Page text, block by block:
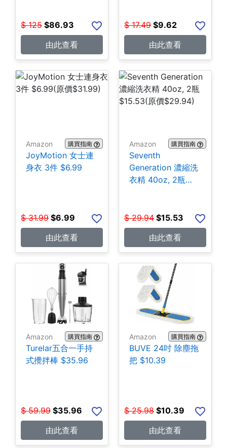
$ 125 $86.93
由此查看
$ 17.49 $9.62
由此查看
Amazon 購買指南
JoyMotion 女士連
身衣 3件 $6.99
$ 31.99 $6.99
由此查看
Amazon 購買指南
Seventh
Generation 濃縮洗
衣精 40oz, 2瓶
$ 29.94 $15.53
由此查看
Amazon 購買指南
Turelar五合一手持
式攪拌棒 $35.96
$ 59.99 $35.96
由此查看
Amazon 購買指南
BUVE 24吋 除塵拖
把 $10.39
$ 25.98 $10.39
由此查看